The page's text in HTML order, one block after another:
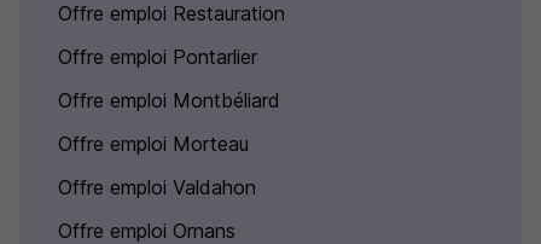
Offre emploi Restauration
Offre emploi Pontarlier
Offre emploi Montbéliard
Offre emploi Morteau
Offre emploi Valdahon
Offre emploi Ornans